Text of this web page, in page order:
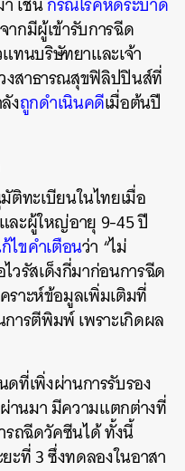
กมีผู้เข้ารับการฉีด
ทนบริษัทยาและเจ้า
งสาธารณสุขฟิลิปปินส์ที่
งถูกดำเนินคดีเมื่อต้นปี
ทะเบียนในไทยเมื่อ
ละผู้ใหญ่อายุ 9-45 ปี
ไขคำเตือนว่า “ไม่
วรัสเด็งกี่มาก่อนการฉีด
ราะห์ข้อมูลเพิ่มเติมที่
ารตีพิมพ์ เพราะเกิดผล
ที่เพิ่งผ่านการรับรอง
านมา มีความแตกต่างที่
ถฉีดวัคซีนได้ ทั้งนี้
ะที่ 3 ซึ่งทดลองในอาสา